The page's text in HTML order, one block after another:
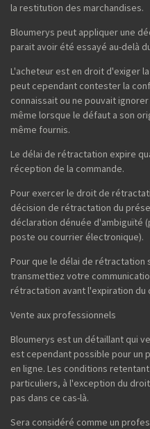
la restitution des marchandises.
Bloumerys peut appliquer une
parait avoir été essayé au-delà
L'acheteur est en droit d'exiger
peut cependant contester la
connaissait ou ne pouvait
même lorsque le défaut a son
même fournis.
Le délai de rétractation expire
réception de la commande.
Pour exercer le droit de
décision de rétractation du
déclaration dénuée d'ambiguïté
poste ou courrier électronique).
Pour que le délai de
transmettiez votre
rétractation avant l'expiration du
Vente aux professionnels
Bloumerys est un détaillant qui
est cependant possible pour un
en ligne. Les conditions
particuliers, à l'exception du
pas dans ce cas-là.
Sera considéré comme un